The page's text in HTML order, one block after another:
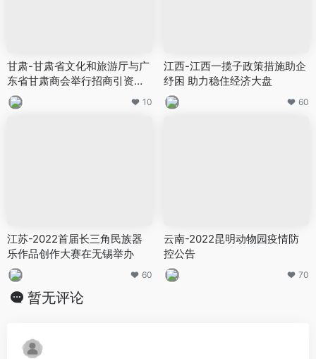
甘肃-甘肃省文化和旅游厅与广
东省甘肃商会举行招商引资座
谈交流会
10
江西-江西一揽子政策措施助企
纾困 助力稳住经济大盘
60
江苏-2022首届长三角民族器
乐作品创作大赛在无锡举办
60
云南-2022昆明动物园疫情防
控公告
70
暂无评论